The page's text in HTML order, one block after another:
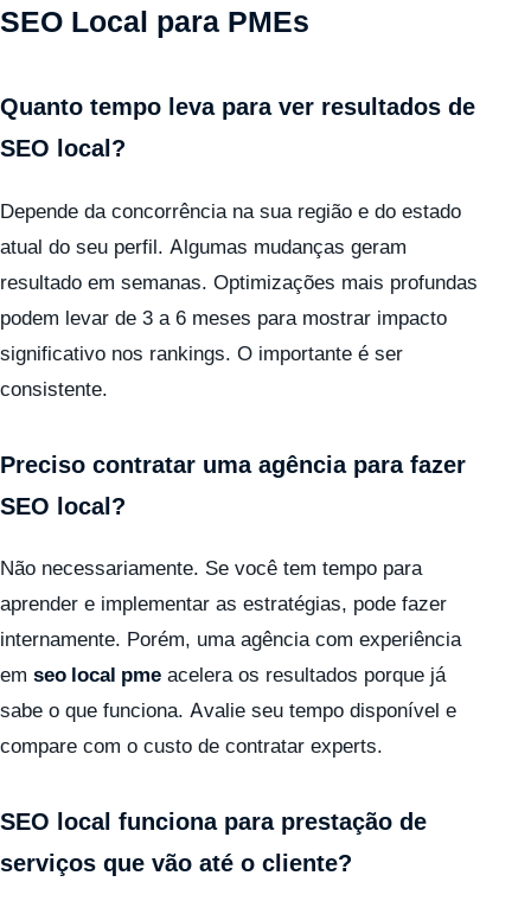
SEO Local para PMEs
Quanto tempo leva para ver resultados de
SEO local?
Depende da concorrência na sua região e do estado
atual do seu perfil. Algumas mudanças geram
resultado em semanas. Optimizações mais profundas
podem levar de 3 a 6 meses para mostrar impacto
significativo nos rankings. O importante é ser
consistente.
Preciso contratar uma agência para fazer
SEO local?
Não necessariamente. Se você tem tempo para
aprender e implementar as estratégias, pode fazer
internamente. Porém, uma agência com experiência
em seo local pme acelera os resultados porque já
sabe o que funciona. Avalie seu tempo disponível e
compare com o custo de contratar experts.
SEO local funciona para prestação de
serviços que vão até o cliente?